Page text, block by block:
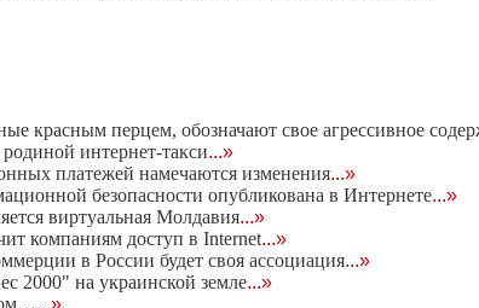
красным перцем, обозначают свое агрессивное
интернет-такси...»
платежей намечаются изменения...»
безопасности опубликована в Интернете...»
виртуальная Молдавия...»
компаниям доступ в Internet...»
в России будет своя ассоциация...»
2000" на украинской земле...»